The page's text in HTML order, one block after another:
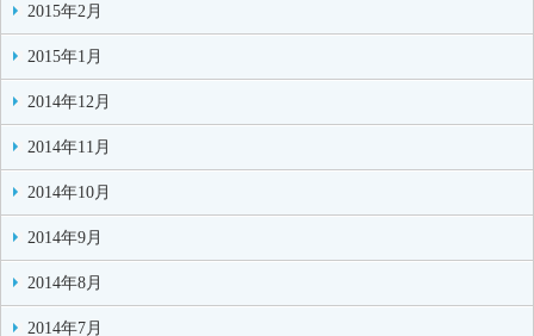
2015年2月
2015年1月
2014年12月
2014年11月
2014年10月
2014年9月
2014年8月
2014年7月